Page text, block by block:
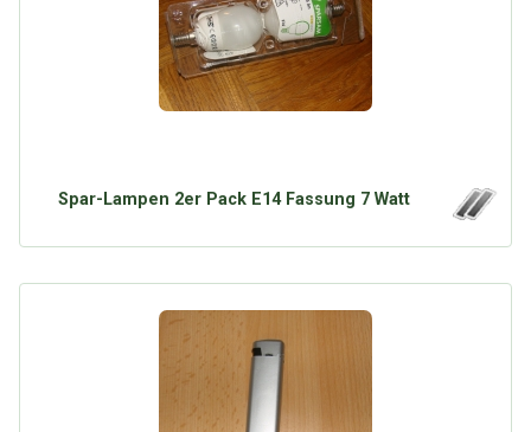
Spar-Lampen 2er Pack E14 Fassung 7 Watt